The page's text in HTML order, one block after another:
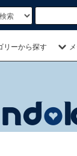
リーから探す